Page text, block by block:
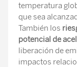
temperatura
que sea
También los
potencial de
liberación de
impactos